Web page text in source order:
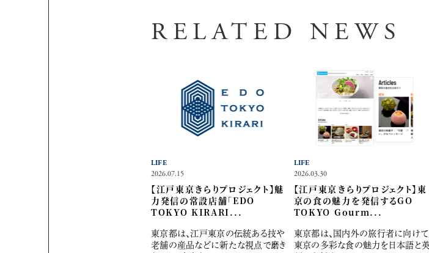
RELATED NEWS
2026.07.15
【江戸東京きらりプロジェクト】魅
力発信の常設店舗「EDO
TOKYO KIRARI...
東京都は、江戸東京の伝統ある技や
老舗の産品などに新たな視点で磨き
LIFE
2026.03.30
【江戸東京きらりプロジェクト】東
京の食の魅力を発信するGO
TOKYO Gourm...
東京都は、国内外の旅行者に向けて
東京の多彩な食の魅力を日本語と
LIFE